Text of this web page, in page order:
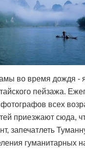
во время дождя -
пейзажа.
всех
приезжают сюда,
запечатлеть
гуманитарных